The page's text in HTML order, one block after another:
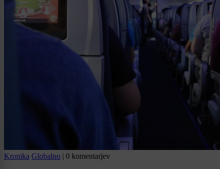
Kronika Globalno | 0 komentarjev